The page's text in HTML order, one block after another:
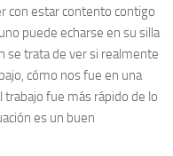
con estar contento contigo
puede echarse en su silla
se trata de ver si realmente
cómo nos fue en una
trabajo fue más rápido de lo
es un buen